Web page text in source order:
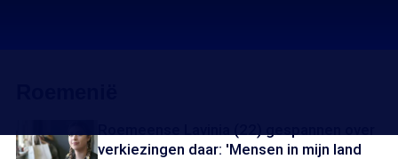
verkiezingen daar: 'Mensen in mijn land